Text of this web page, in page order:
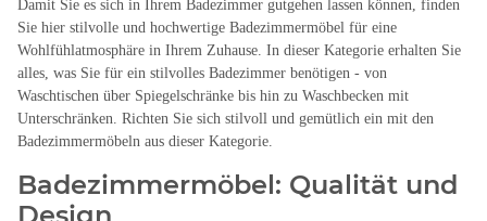
Damit Sie es sich in Ihrem Badezimmer gutgehen lassen können, finden
Sie hier stilvolle und hochwertige Badezimmermöbel für eine
Wohlfühlatmosphäre in Ihrem Zuhause. In dieser Kategorie erhalten Sie
alles, was Sie für ein stilvolles Badezimmer benötigen - von
Waschtischen über Spiegelschränke bis hin zu Waschbecken mit
Unterschränken. Richten Sie sich stilvoll und gemütlich ein mit den
Badezimmermöbeln aus dieser Kategorie.
Badezimmermöbel: Qualität und